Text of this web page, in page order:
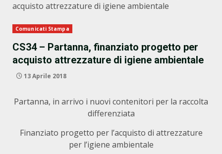
acquisto attrezzature di igiene ambientale
Comunicati Stampa
CS34 – Partanna, finanziato progetto per
acquisto attrezzature di igiene ambientale
13 Aprile 2018
Partanna, in arrivo i nuovi contenitori per la raccolta
differenziata
Finanziato progetto per l’acquisto di attrezzature
per l’igiene ambientale